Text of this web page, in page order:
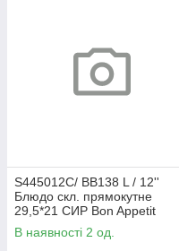
S445012C/ BB138 L / 12''
Блюдо скл. прямокутне
29,5*21 СИР Bon Appetit
7013499900
В наявності 2 од.